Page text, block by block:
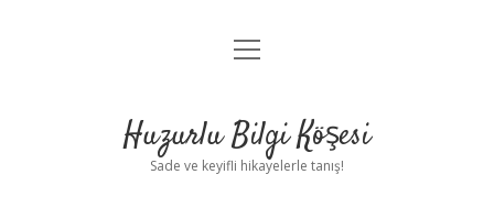
Anasayfa
Yasal Uyarı
menüyü
Huzurlu Bilgi Köşesi
Sade ve keyifli hikayelerle tanış!